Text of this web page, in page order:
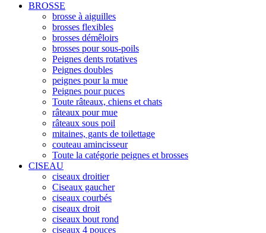
BROSSE
brosse à aiguilles
brosses flexibles
brosses démêloirs
brosses pour sous-poils
Peignes dents rotatives
Peignes doubles
peignes pour la mue
Peignes pour puces
Toute râteaux, chiens et chats
râteaux pour mue
râteaux sous poil
mitaines, gants de toilettage
couteau amincisseur
Toute la catégorie peignes et brosses
CISEAU
ciseaux droitier
Ciseaux gaucher
ciseaux courbés
ciseaux droit
ciseaux bout rond
ciseaux 4 pouces